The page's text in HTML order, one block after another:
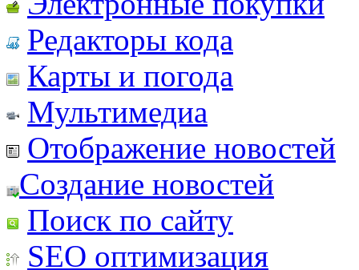
Редакторы кода
Карты и погода
Мультимедиа
Отображение новостей
Создание новостей
Поиск по сайту
SEO оптимизация